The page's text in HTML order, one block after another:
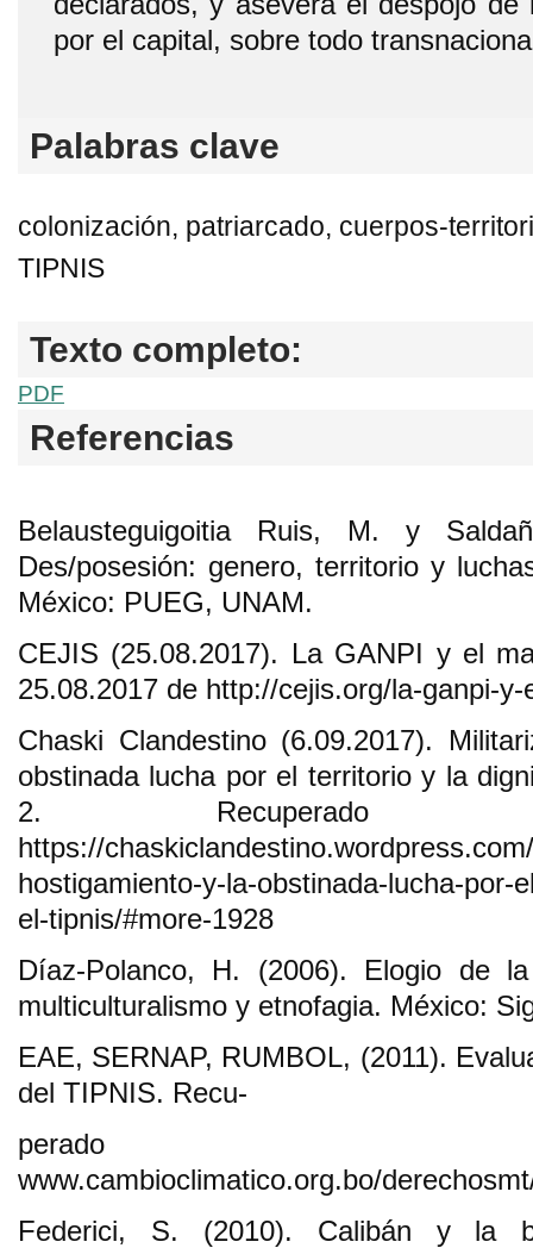
por el capital, sobre todo
Palabras clave
colonización, patriarcado, cuerpos-
TIPNIS
Texto completo:
PDF
Referencias
Belausteguigoitia Ruis, M. y
Des/posesión: genero, territorio y
México: PUEG, UNAM.
CEJIS (25.08.2017). La GANPI y el
25.08.2017 de http://cejis.org/la-ganpi-
Chaski Clandestino (6.09.2017).
obstinada lucha por el territorio y la
2. Recuperado
https://
hostigamiento-y-la-obstinada-lucha-por-
el-tipnis/#more-1928
Díaz-Polanco, H. (2006). Elogio de
multiculturalismo y etnofagia. México:
EAE, SERNAP, RUMBOL, (2011).
del TIPNIS. Recu-
www.cambioclimatico.org.bo/
Federici, S. (2010). Calibán y la